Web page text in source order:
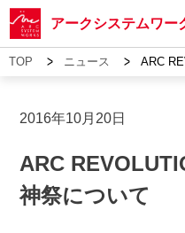
アークシステムワー
TOP > ニュース > ARC
2016年10月20日
ARC
神祭について